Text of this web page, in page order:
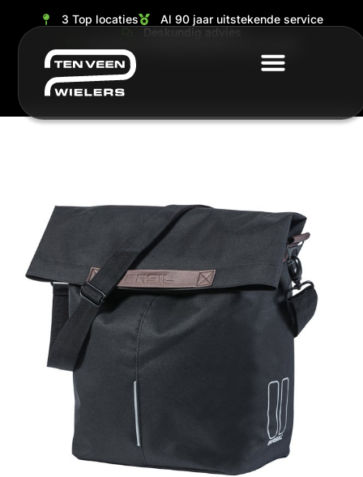
3 Top locaties
Al 90 jaar uitstekende service
Deskundig advies